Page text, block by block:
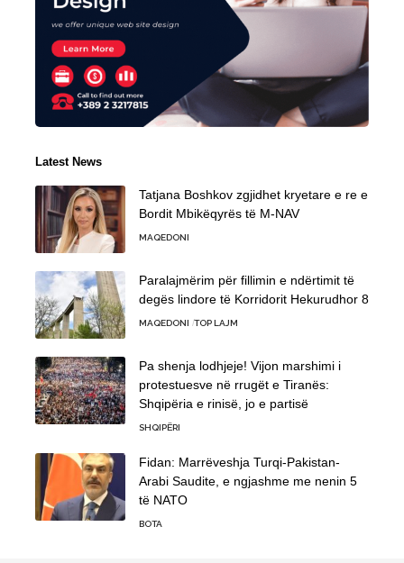
Latest News
Tatjana Boshkov zgjidhet kryetare e re e
Bordit Mbikëqyrës të M-NAV
MAQEDONI
Paralajmërim për fillimin e ndërtimit të
degës lindore të Korridorit Hekurudhor 8
MAQEDONI TOP LAJM
Pa shenja lodhjeje! Vijon marshimi i
protestuesve në rrugët e Tiranës:
Shqipëria e rinisë, jo e partisë
SHQIPËRI
Fidan: Marrëveshja Turqi-Pakistan-
Arabi Saudite, e ngjashme me nenin 5
të NATO
BOTA